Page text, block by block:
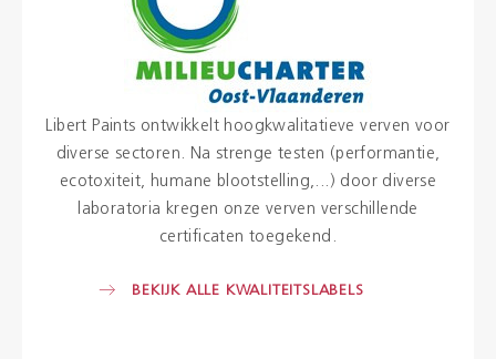
Libert Paints ontwikkelt hoogkwalitatieve verven voor
diverse sectoren. Na strenge testen (performantie,
ecotoxiteit, humane blootstelling,...) door diverse
laboratoria kregen onze verven verschillende
certificaten toegekend.
BEKIJK ALLE KWALITEITSLABELS